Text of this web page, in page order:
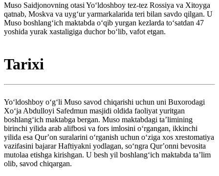
Muso Saidjonovning otasi Yoʻldoshboy tez-tez Rossiya va Xitoyga
qatnab, Moskva va uygʻur yarmarkalarida teri bilan savdo qilgan. U
Muso boshlangʻich maktabda oʻqib yurgan kezlarda toʻsatdan 47
yoshida yurak xastaligiga duchor boʻlib, vafot etgan.
Tarixi
Yoʻldoshboy oʻgʻli Muso savod chiqarishi uchun uni Buxorodagi
Xoʻja Abdulloyi Safedmun masjidi oldida faoliyat yuritgan
boshlangʻich maktabga bergan. Muso maktabdagi taʼlimining
birinchi yilida arab alifbosi va fors imlosini oʻrgangan, ikkinchi
yilida esa Qurʼon suralarini oʻrganish uchun oʻziga xos xrestomatiya
vazifasini bajarar Haftiyakni yodlagan, soʻngra Qurʼonni bevosita
mutolaa etishga kirishgan. U besh yil boshlangʻich maktabda taʼlim
olib, savod chiqargan.